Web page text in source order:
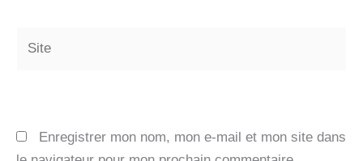
Enregistrer mon nom, mon e-mail et mon site dans